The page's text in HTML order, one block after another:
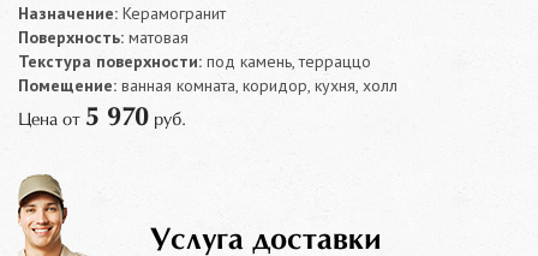
Назначение: Керамогранит
Поверхность: матовая
Текстура поверхности: под камень, терраццо
Помещение: ванная комната, коридор, кухня, холл
Цена от 5 970 руб.
Услуга доставки